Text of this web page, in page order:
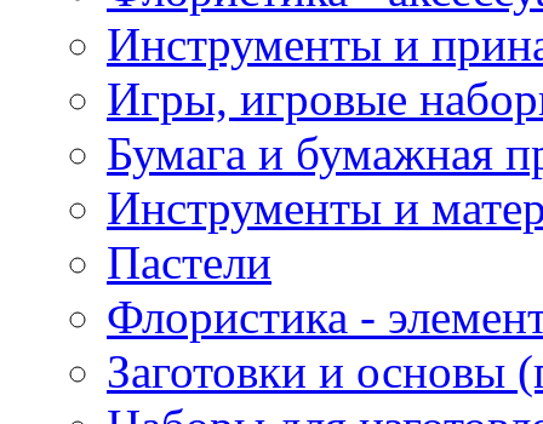
Инструменты и
Игры, игровые
Бумага и бумажная
Инструменты и
Пастели
Флористика -
Заготовки и основы